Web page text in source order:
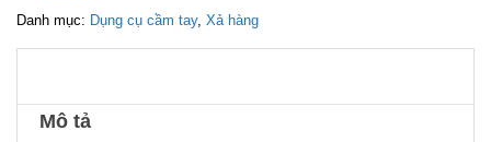
Danh mục: Dụng cụ cầm tay, Xả hàng
Mô tả